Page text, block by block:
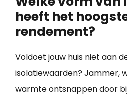
heeft het
rendement?
Voldoet jouw huis niet aan
isolatiewaarden? Jammer,
warmte ontsnappen door